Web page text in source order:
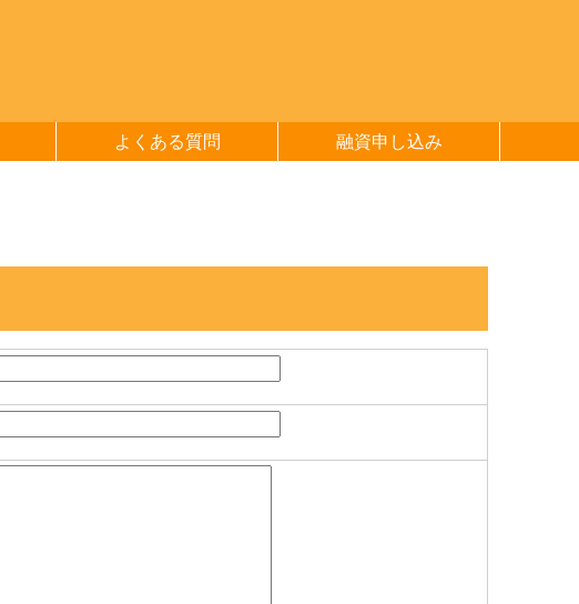
よくある質問 融資申し込み